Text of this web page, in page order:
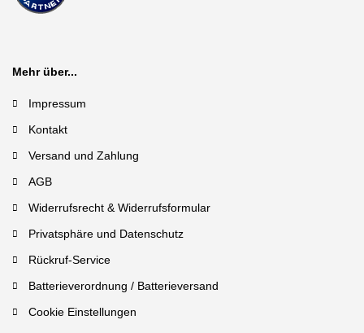
Mehr über...
Impressum
Kontakt
Versand und Zahlung
AGB
Widerrufsrecht & Widerrufsformular
Privatsphäre und Datenschutz
Rückruf-Service
Batterieverordnung / Batterieversand
Cookie Einstellungen